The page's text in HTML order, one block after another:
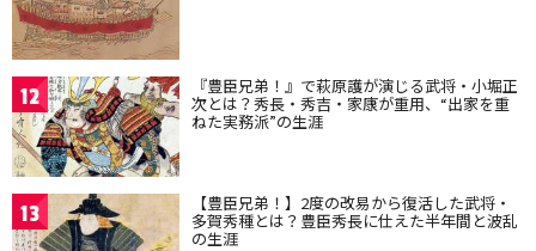
12 『豊臣兄弟！』で萩原護が演じる武将・小堀正
次とは？秀長・秀吉・家康が重用、“出家を重
ねた実務派”の生涯
13 【豊臣兄弟！】2度の改易から復活した武将・
多賀秀種とは？豊臣秀長に仕えた半年間と波乱
の生涯